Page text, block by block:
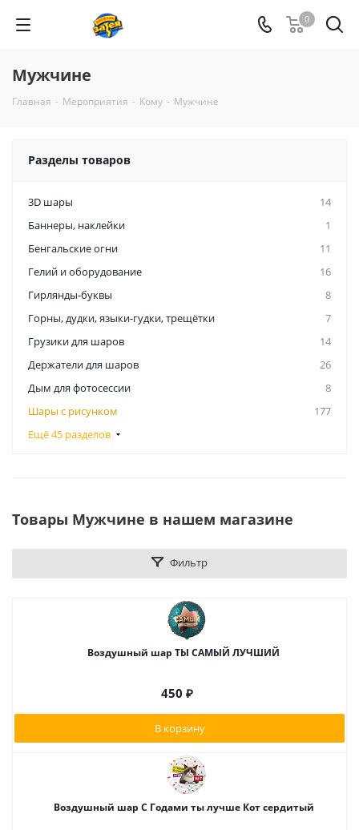
0
Мужчине
Главная - Мероприятия - Кому - Мужчине
Разделы товаров
3D шары
14
Баннеры, наклейки
1
Бенгальские огни
11
Гелий и оборудование
16
Гирлянды-буквы
8
Горны, дудки, языки-гудки, трещётки
7
Грузики для шаров
14
Держатели для шаров
26
Дым для фотосессии
8
Шары с рисунком
177
Ещё 45 разделов
Товары Мужчине в нашем магазине
Фильтр
Воздушный шар ТЫ САМЫЙ ЛУЧШИЙ
450 ₽
В корзину
Воздушный шар С Годами ты лучше Кот сердитый